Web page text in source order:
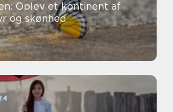
Oplev et kontinent af
og skønhed